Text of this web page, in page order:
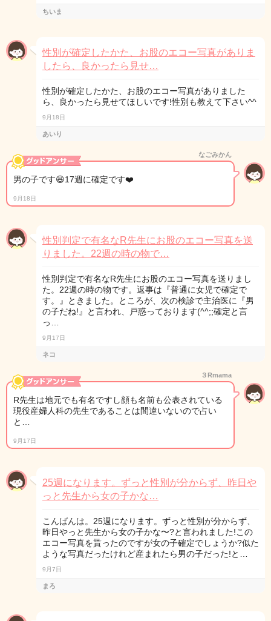
ちいま
性別が確定したかた、お股のエコー写真がありま
したら、良かったら見せ…
性別が確定したかた、お股のエコー写真がありました
ら、良かったら見せてほしいです!性別も教えて下さい^^
9月18日
あいり
なごみかん
男の子です😆17週に確定です❤️
9月18日
性別判定で有名なR先生にお股のエコー写真を送
りました。22週の時の物で…
性別判定で有名なR先生にお股のエコー写真を送りまし
た。22週の時の物です。返事は『普通に女児で確定で
す。』ときました。ところが、次の検診で主治医に『男
の子だね!』と言われ、戸惑っております(^^;;確定と言
っ…
9月17日
ネコ
３Rmama
R先生は地元でも有名ですし顔も名前も公表されている
現役産婦人科の先生であることは間違いないので占い
と…
9月17日
25週になります。ずっと性別が分からず、昨日や
っと先生から女の子かな…
こんばんは。25週になります。ずっと性別が分からず、
昨日やっと先生から女の子かな〜?と言われました!この
エコー写真を貰ったのですが女の子確定でしょうか?似た
ような写真だったけれど産まれたら男の子だった!と…
9月7日
まろ